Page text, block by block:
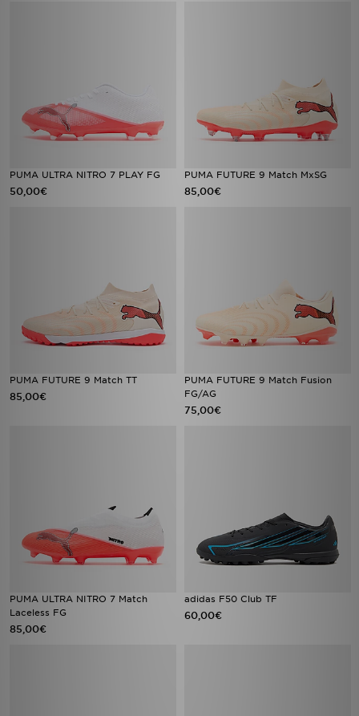
PUMA ULTRA NITRO 7 PLAY FG
50,00€
PUMA FUTURE 9 Match MxSG
85,00€
PUMA FUTURE 9 Match TT
85,00€
PUMA FUTURE 9 Match Fusion
FG/AG
75,00€
PUMA ULTRA NITRO 7 Match
Laceless FG
85,00€
adidas F50 Club TF
60,00€